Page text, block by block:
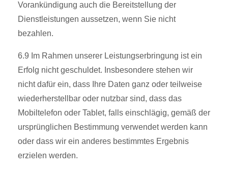
Vorankündigung auch die Bereitstellung der
Dienstleistungen aussetzen, wenn Sie nicht
bezahlen.
6.9 Im Rahmen unserer Leistungserbringung ist ein
Erfolg nicht geschuldet. Insbesondere stehen wir
nicht dafür ein, dass Ihre Daten ganz oder teilweise
wiederherstellbar oder nutzbar sind, dass das
Mobiltelefon oder Tablet, falls einschlägig, gemäß der
ursprünglichen Bestimmung verwendet werden kann
oder dass wir ein anderes bestimmtes Ergebnis
erzielen werden.